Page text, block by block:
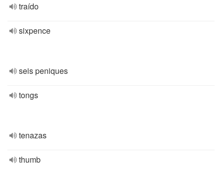
traído
sixpence
seis peniques
tongs
tenazas
thumb